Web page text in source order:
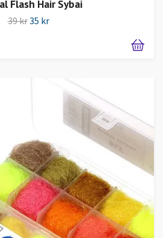
Flash Hair Sybai
39 kr35 kr